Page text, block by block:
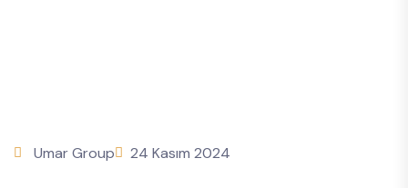
Umar Group 24 Kasım 2024